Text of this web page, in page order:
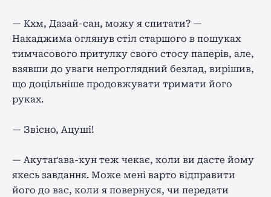
— Кхм, Дазай-сан, можу я спитати? —
Накаджима оглянув стіл старшого в пошуках
тимчасового притулку свого стосу паперів, але,
взявши до уваги непроглядний безлад, вирішив,
що доцільніше продовжувати тримати його
руках.
— Звісно, ​​Ацуші!
— Акутаґава-кун теж чекає, коли ви дасте йому
якесь завдання. Може мені варто відправити
його до вас, коли я повернуся, чи передати